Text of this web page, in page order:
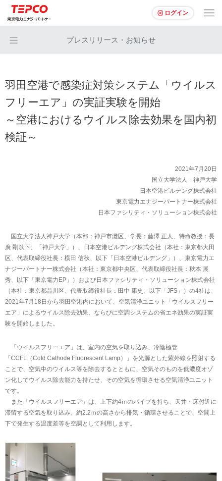
ログイン
プレスリリース・お知らせ
羽田空港で感染症対策システム「ウイルス
フリーエア」の実証実験を開始
～空港におけるウイルス除去効果を国内初
検証～
2021年7月20日
国立大学法人 神戸大学
日本空港ビルデング株式会社
東京電力エナジーパートナー株式会社
日本ファシリティ・ソリューション株式会社
国立大学法人神戸大学（本部：神戸市灘区、学長：藤澤 正人、特命教授：長
廣 剛以下、「神戸大学」）、日本空港ビルデング株式会社（本社：東京都大田
区、代表取締役社長：横田 信秋、以下「日本空港ビルデング」）、東京電力エ
ナジーパートナー株式会社（本社：東京都中央区、代表取締役社長：秋本 展
秀、以下「東京電力EP」）および日本ファシリティ・ソリューション株式会社
（本社：東京都品川区、代表取締役社長：田中 康史、以下「JFS」）の4社は、
2021年7月18日から羽田空港内において、空気清浄ユニット「ウイルスフリー
エア」によるウイルス除去効果、ならびに空調システムの省エネ効果の実証実
験を開始しました。
「ウイルスフリーエア」は、室内の空気を取り込み、冷陰極管
「CCFL（Cold Cathode Fluorescent Lamp）」を光源とした紫外線を照射する
ことで、空気中のウイルス等を除去するとともに、空気そのものを低濃度オゾ
ン化してウイルス除去能力を持たせ、その空気を循環させる空気清浄ユニット
です。
また「ウイルスフリーエア」は、上下約4ｍのパイプを持ち、天井・床付近に
滞留する空気を取り込み、約2.2ｍの高さから排気・循環させることで、空間上
下で発生する温度差等を空調として利用します。